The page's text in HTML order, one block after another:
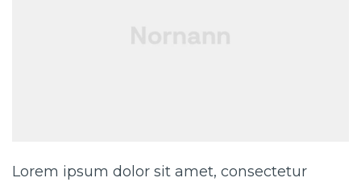
Lorem ipsum dolor sit amet, consectetur